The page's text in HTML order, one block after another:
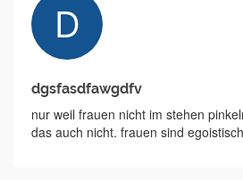
dgsfasdfawgdfv
nur weil frauen nicht im stehen
das auch nicht. frauen sind egoistisch